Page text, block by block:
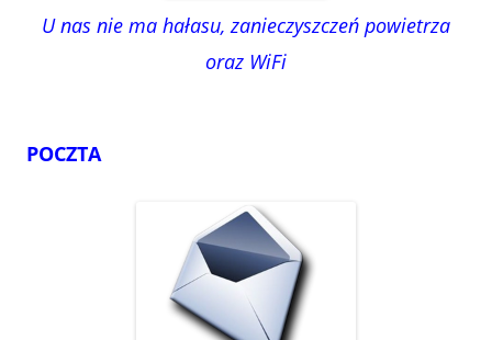
U nas nie ma hałasu, zanieczyszczeń powietrza
oraz WiFi
POCZTA